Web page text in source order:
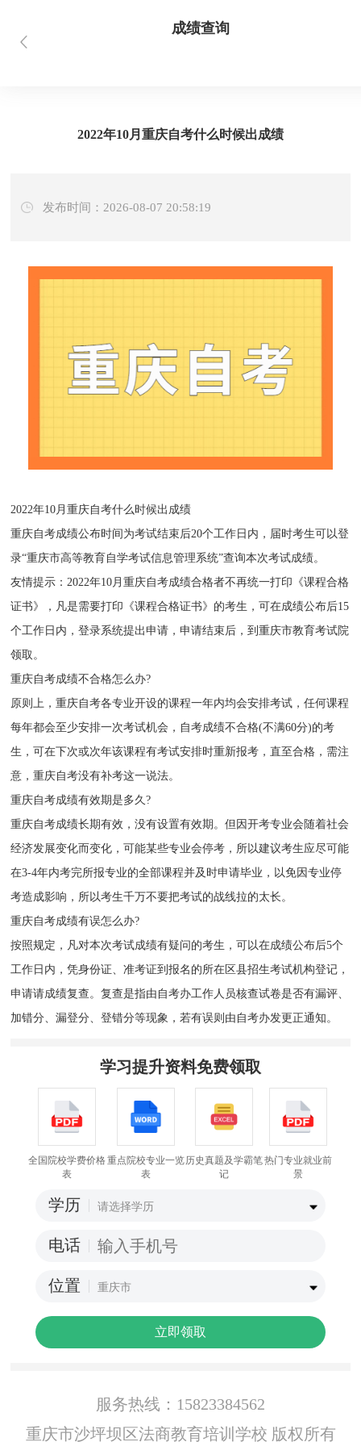
成绩查询
2022年10月重庆自考什么时候出成绩
发布时间：2026-08-07 20:58:19
2022年10月重庆自考什么时候出成绩
重庆自考成绩公布时间为考试结束后20个工作日内，届时考生可以登
录“重庆市高等教育自学考试信息管理系统”查询本次考试成绩。
友情提示：2022年10月重庆自考成绩合格者不再统一打印《课程合格
证书》，凡是需要打印《课程合格证书》的考生，可在成绩公布后15
个工作日内，登录系统提出申请，申请结束后，到重庆市教育考试院
领取。
重庆自考成绩不合格怎么办?
原则上，重庆自考各专业开设的课程一年内均会安排考试，任何课程
每年都会至少安排一次考试机会，自考成绩不合格(不满60分)的考
生，可在下次或次年该课程有考试安排时重新报考，直至合格，需注
意，重庆自考没有补考这一说法。
重庆自考成绩有效期是多久?
重庆自考成绩长期有效，没有设置有效期。但因开考专业会随着社会
经济发展变化而变化，可能某些专业会停考，所以建议考生应尽可能
在3-4年内考完所报专业的全部课程并及时申请毕业，以免因专业停
考造成影响，所以考生千万不要把考试的战线拉的太长。
重庆自考成绩有误怎么办?
按照规定，凡对本次考试成绩有疑问的考生，可以在成绩公布后5个
工作日内，凭身份证、准考证到报名的所在区县招生考试机构登记，
申请请成绩复查。复查是指由自考办工作人员核查试卷是否有漏评、
加错分、漏登分、登错分等现象，若有误则由自考办发更正通知。
学习提升资料免费领取
全国院校学费价格
表
重点院校专业一览
表
历史真题及学霸笔
记
热门专业就业前
景
学历
电话
位置
立即领取
服务热线：15823384562
重庆市沙坪坝区法商教育培训学校 版权所有